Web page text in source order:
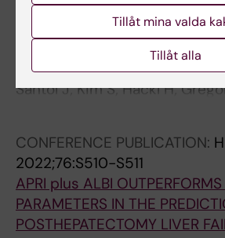
Indocyanine Green (ICG)
test in the prediction of
liver failure- an international
study of 14581 patients
Santol J; Kim S; Hackl H;
Baumgartner R; Lemekhova A;
Pereyra D; Ammon D;
Huber F; Weninger J; Dong Y;
S; Smoot RL; Truty M; Kendrick
DM; Cleary S; Hoffmann K; Gilg
Gruenberger T; Starlinger P
CONFERENCE PUBLICATION:
2022;76:S510-S511
APRI plus ALBI OUTPERFORMS
PARAMETERS IN THE
POSTHEPATECTOMY LIVER
Tillåt mina valda
Tillåt alla